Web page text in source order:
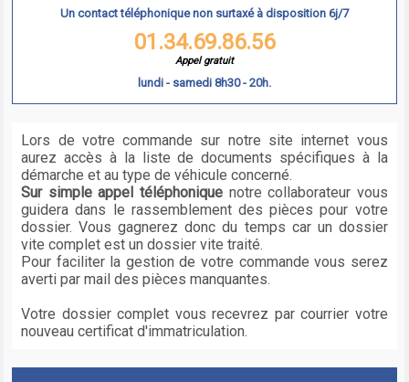
Un contact téléphonique non surtaxé à disposition 6j/7
01.34.69.86.56
Appel gratuit
lundi - samedi 8h30 - 20h.
Lors de votre commande sur notre site internet vous
aurez accès à la liste de documents spécifiques à la
démarche et au type de véhicule concerné.
Sur simple appel téléphoniquenotre collaborateur vous
guidera dans le rassemblement des pièces pour votre
dossier. Vous gagnerez donc du temps car un dossier
vite complet est un dossier vite traité.
Pour faciliter la gestion de votre commande vous serez
averti par mail des pièces manquantes.
Votre dossier complet vous recevrez par courrier votre
nouveau certificat d'immatriculation.